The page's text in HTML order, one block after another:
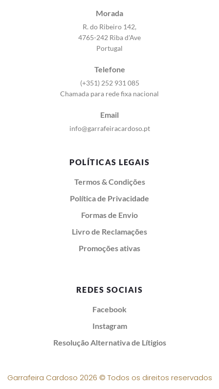
Morada
R. do Ribeiro 142,
4765-242 Riba d'Ave
Portugal
Telefone
(+351) 252 931 085
Chamada para rede fixa nacional
Email
info@garrafeiracardoso.pt
POLÍTICAS LEGAIS
Termos & Condições
Política de Privacidade
Formas de Envio
Livro de Reclamações
Promoções ativas
REDES SOCIAIS
Facebook
Instagram
Resolução Alternativa de Lítigios
Garrafeira Cardoso 2026 © Todos os direitos reservados